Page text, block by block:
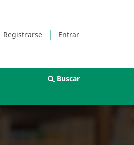
Registrarse Entrar
Buscar